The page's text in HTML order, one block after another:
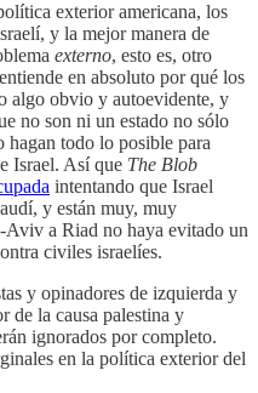
exterior americana, los
y la mejor manera de
externo, esto es, otro
en absoluto por qué los
algo obvio y autoevidente, y
no son ni un estado no sólo
hagan todo lo posible para
Israel. Así que The Blob
intentando que Israel
y están muy, muy
a Riad no haya evitado un
civiles israelíes.
y opinadores de izquierda y
de la causa palestina y
ignorados por completo.
en la política exterior del